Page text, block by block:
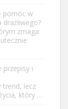
pomóc w
drażliwego?
zmaga
przepisy i
trend, lecz
który …